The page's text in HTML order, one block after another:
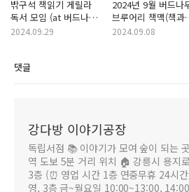
밖구석 책읽기 게릴라
독서 모임 (at 버드나무
브루어리)
2024.09.29
2024년 9월 버드나
브루어리 책맥(책과
맥주) 강다방 추천 도
2024.09.08
댓글
강다방 이야기공장
독립서점 📚 이야기가 모여 숲이 되는
역 도보 5분 거리 위치 🏠 강릉시 용지
3층 (⏰ 영업 시간 1층 연중무휴 24시
영, 3층 금~월요일 10:00~13:00,